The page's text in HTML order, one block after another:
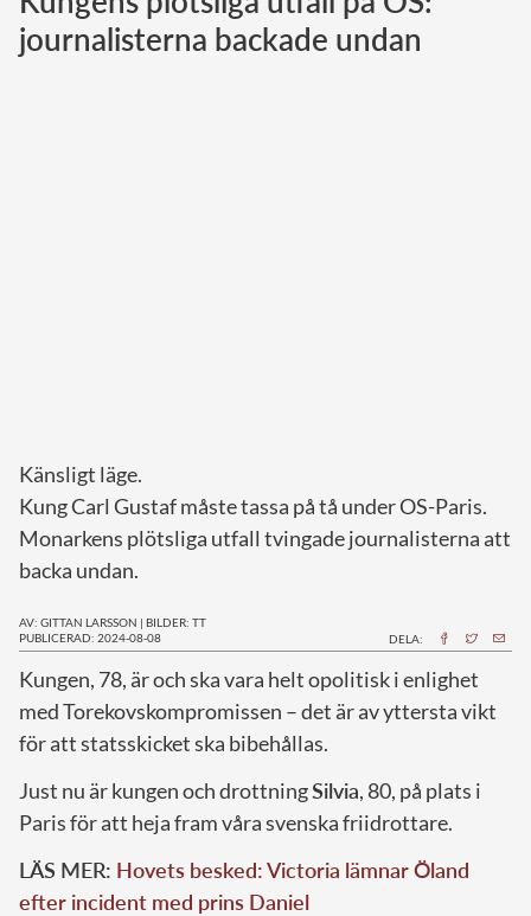
Norska kungahuset
journalisterna backade undan
Känsligt läge.
Kung Carl Gustaf måste tassa på tå under OS-Paris.
Monarkens plötsliga utfall tvingade journalisterna att
backa undan.
AV: GITTAN LARSSON | BILDER: TT
PUBLICERAD: 2024-08-08
DELA:
Kungen, 78, är och ska vara helt opolitisk i enlighet
med Torekovskompromissen – det är av yttersta vikt
för att statsskicket ska bibehållas.
Just nu är kungen och drottningSilvia, 80, på plats i
Paris för att heja fram våra svenska friidrottare.
LÄS MER: Hovets besked: Victoria lämnar Öland
efter incident med prins Daniel